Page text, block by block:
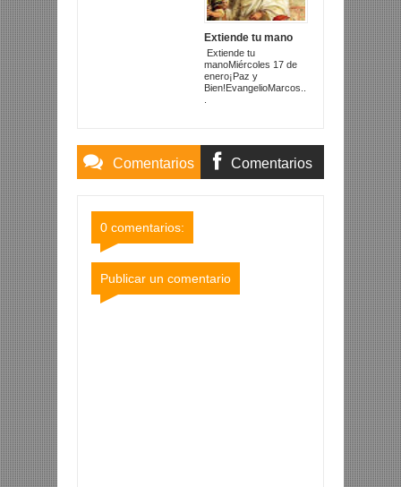
Extiende tu mano
Extiende tu
manoMiércoles 17 de
enero¡Paz y
Bien!EvangelioMarcos..
Comentarios Comentarios
0 comentarios:
Publicar un comentario